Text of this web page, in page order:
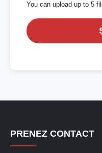
You can upload up to 5
PRENEZ CONTACT